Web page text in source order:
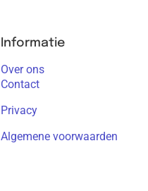
Informatie
Over ons
Contact
Privacy
Algemene voorwaarden